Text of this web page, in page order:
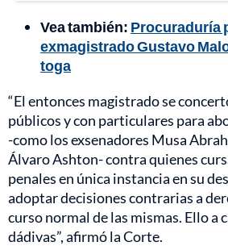
Vea también: Procuraduría
exmagistrado Gustavo
toga
“El entonces magistrado se
públicos y con particulares para
-como los exsenadores Musa
Álvaro Ashton- contra quienes
penales en única instancia en su
adoptar decisiones contrarias a
curso normal de las mismas. Ello a
dádivas”, afirmó la Corte.